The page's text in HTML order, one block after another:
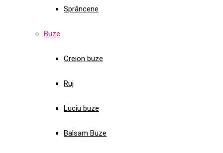
Sprâncene
Buze
Creion buze
Ruj
Luciu buze
Balsam Buze